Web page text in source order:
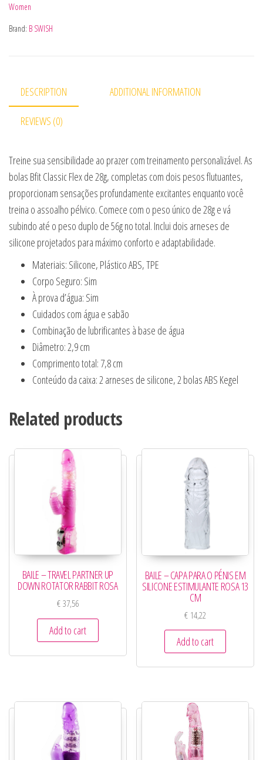
Women
Brand: B SWISH
DESCRIPTION ADDITIONAL INFORMATION
REVIEWS (0)
Treine sua sensibilidade ao prazer com treinamento personalizável. As
bolas Bfit Classic Flex de 28g, completas com dois pesos flutuantes,
proporcionam sensações profundamente excitantes enquanto você
treina o assoalho pélvico. Comece com o peso único de 28g e vá
subindo até o peso duplo de 56g no total. Inclui dois arneses de
silicone projetados para máximo conforto e adaptabilidade.
Materiais: Silicone, Plástico ABS, TPE
Corpo Seguro: Sim
À prova d’água: Sim
Cuidados com água e sabão
Combinação de lubrificantes à base de água
Diâmetro: 2,9 cm
Comprimento total: 7,8 cm
Conteúdo da caixa: 2 arneses de silicone, 2 bolas ABS Kegel
Related products
BAILE – TRAVEL PARTNER UP
DOWN ROTATOR RABBIT ROSA
€37,56
Add to cart
BAILE – CAPA PARA O PÉNIS EM
SILICONE ESTIMULANTE ROSA 13
CM
€ 14,22
Add to cart